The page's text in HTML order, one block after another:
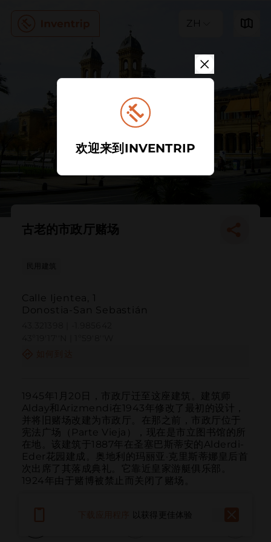
ZH
古老的市政厅赌场
Calle Ijentea, 1
Donostia-San Sebastián
1945年1月20日，市政厅迁至这座建筑。建筑师
Alday和Arizmendi在1943年修改了最初的设计，
并将旧赌场改建为市政厅。在那之前，市政厅位于
宪法广场（Parte Vieja），现在是市立图书馆的所
在地。该建筑于1887年在圣塞巴斯蒂安的Alderdi-
Eder花园建成。奥地利的玛丽亚·克里斯蒂娜皇后首
次出席了其落成典礼。它靠近皇家游艇俱乐部。
1924年由于赌博被禁止而关闭了赌场。
以获得更佳体验
欢迎来到INVENTRIP